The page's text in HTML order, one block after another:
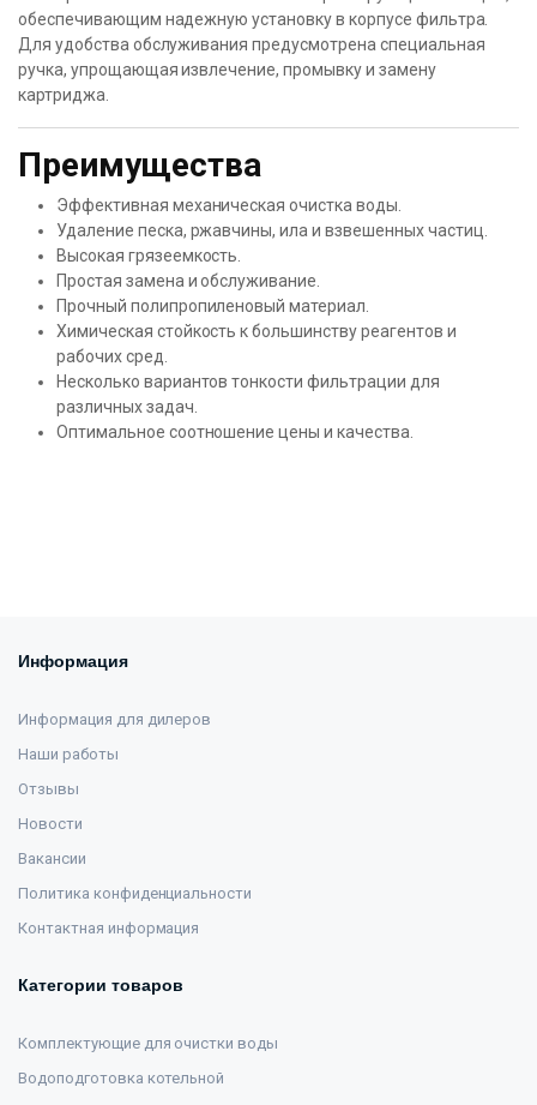
обеспечивающим надежную установку в корпусе фильтра.
Для удобства обслуживания предусмотрена специальная
ручка, упрощающая извлечение, промывку и замену
картриджа.
Преимущества
Эффективная механическая очистка воды.
Удаление песка, ржавчины, ила и взвешенных частиц.
Высокая грязеемкость.
Простая замена и обслуживание.
Прочный полипропиленовый материал.
Химическая стойкость к большинству реагентов и
рабочих сред.
Несколько вариантов тонкости фильтрации для
различных задач.
Оптимальное соотношение цены и качества.
Информация
Информация для дилеров
Наши работы
Отзывы
Новости
Вакансии
Политика конфиденциальности
Контактная информация
Категории товаров
Комплектующие для очистки воды
Водоподготовка котельной